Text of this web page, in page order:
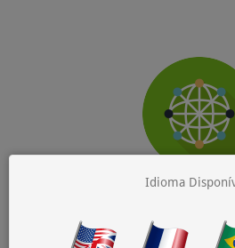
Se seu e-mail é protegido pelo MX
Idioma